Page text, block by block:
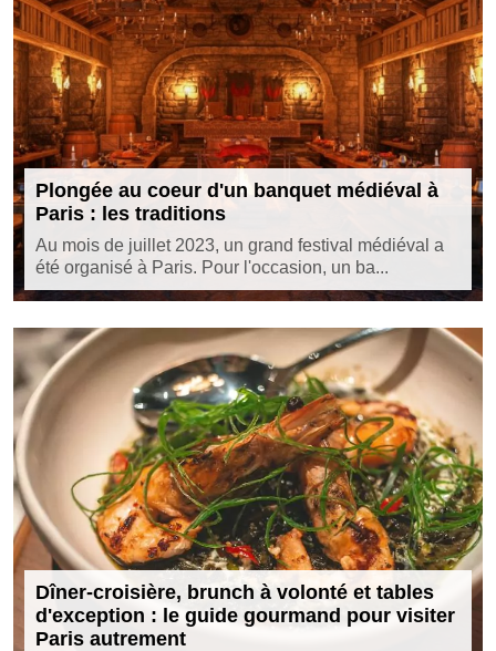
Plongée au coeur d'un banquet médiéval à
Paris : les traditions
Au mois de juillet 2023, un grand festival médiéval a
été organisé à Paris. Pour l'occasion, un ba...
Dîner-croisière, brunch à volonté et tables
d'exception : le guide gourmand pour visiter
Paris autrement